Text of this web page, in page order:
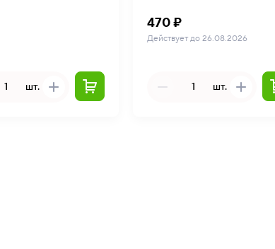
шт.
470 ₽
Действует до 26.08.2026
шт.